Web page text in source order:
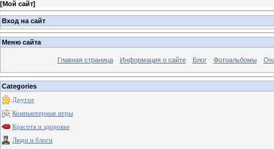
[Мой сайт]
Вход на сайт
Меню сайта
Главная страница Информация о сайте Блог Фотоальбомы
Categories
Другое
Компьютерные игры
Красота и здоровье
Люди и блоги